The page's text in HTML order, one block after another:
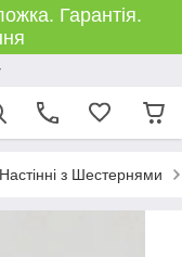
Гарантія.
з Шестернями